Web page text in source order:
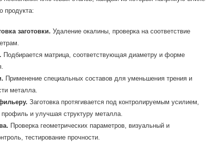
продукта:
заготовки. Удаление окалины, проверка на соответствие
Подбирается матрица, соответствующая диаметру и форме
Применение специальных составов для уменьшения трения и
металла.
Заготовка протягивается под контролируемым усилием,
и улучшая структуру металла.
Проверка геометрических параметров, визуальный и
тестирование прочности.